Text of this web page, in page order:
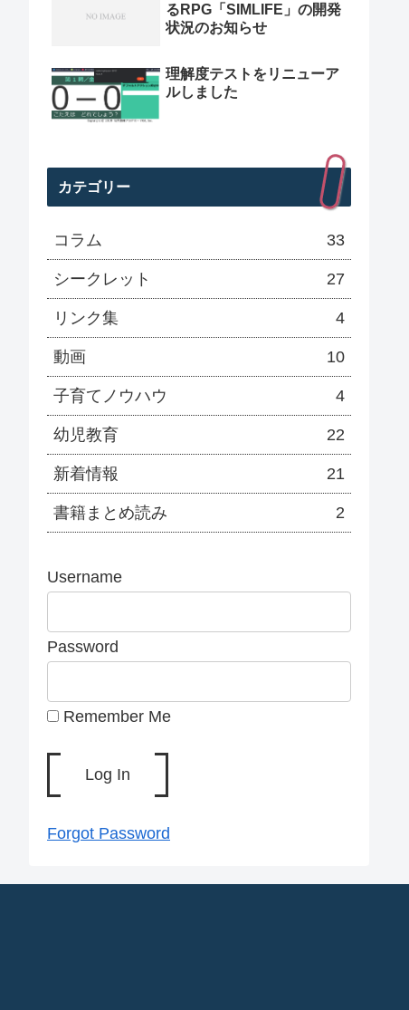
るRPG「SIMLIFE」の開発
状況のお知らせ
理解度テストをリニューア
ルしました
カテゴリー
コラム 33
シークレット 27
リンク集 4
動画 10
子育てノウハウ 4
幼児教育 22
新着情報 21
書籍まとめ読み 2
Username
Password
Remember Me
Forgot Password